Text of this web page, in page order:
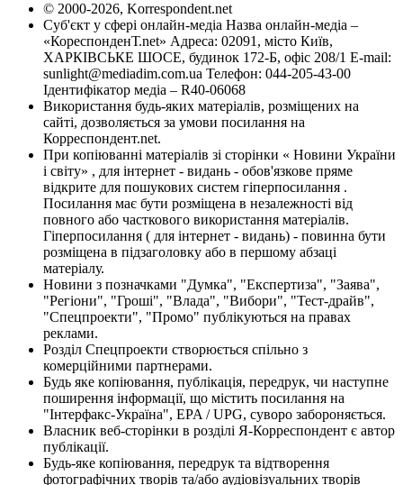
© 2000-2026, Korrespondent.net
Суб'єкт у сфері онлайн-медіа Назва онлайн-медіа –
«КореспонденТ.net» Адреса: 02091, місто Київ,
ХАРКІВСЬКЕ ШОСЕ, будинок 172-Б, офіс 208/1 E-mail:
sunlight@mediadim.com.ua Телефон: 044-205-43-00
Ідентифікатор медіа – R40-06068
Використання будь-яких матеріалів, розміщених на
сайті, дозволяється за умови посилання на
Корреспондент.net.
При копіюванні матеріалів зі сторінки « Новини України
і світу» , для інтернет - видань - обов'язкове пряме
відкрите для пошукових систем гіперпосилання .
Посилання має бути розміщена в незалежності від
повного або часткового використання матеріалів.
Гіперпосилання ( для інтернет - видань) - повинна бути
розміщена в підзаголовку або в першому абзаці
матеріалу.
Новини з позначками "Думка", "Експертиза", "Заява",
"Регіони", "Гроші", "Влада", "Вибори", "Тест-драйв",
"Спецпроекти", "Промо" публікуються на правах
реклами.
Розділ Спецпроекти створюється спільно з
комерційними партнерами.
Будь яке копіювання, публікація, передрук, чи наступне
поширення інформації, що містить посилання на
"Інтерфакс-Україна", EPA / UPG, суворо забороняється.
Власник веб-сторінки в розділі Я-Корреспондент є автор
публікації.
Будь-яке копіювання, передрук та відтворення
фотографічних творів та/або аудіовізуальних творів